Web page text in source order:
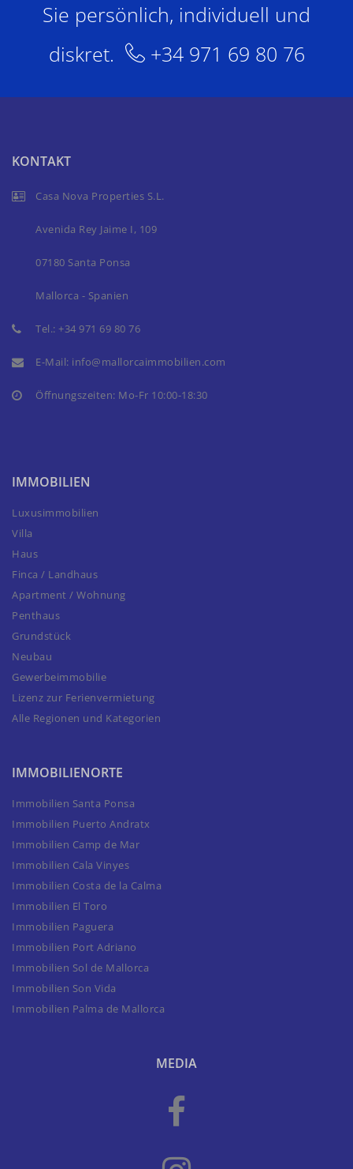
Sie persönlich, individuell und
diskret.
+34 971 69 80 76
KONTAKT
Casa Nova Properties S.L.
Avenida Rey Jaime I, 109
07180 Santa Ponsa
Mallorca - Spanien
Tel.: +34 971 69 80 76
E-Mail: info@mallorcaimmobilien.com
Öffnungszeiten: Mo-Fr 10:00-18:30
IMMOBILIEN
Luxusimmobilien
Villa
Haus
Finca / Landhaus
Apartment / Wohnung
Penthaus
Grundstück
Neubau
Gewerbeimmobilie
Lizenz zur Ferienvermietung
Alle Regionen und Kategorien
IMMOBILIENORTE
Immobilien Santa Ponsa
Immobilien Puerto Andratx
Immobilien Camp de Mar
Immobilien Cala Vinyes
Immobilien Costa de la Calma
Immobilien El Toro
Immobilien Paguera
Immobilien Port Adriano
Immobilien Sol de Mallorca
Immobilien Son Vida
Immobilien Palma de Mallorca
MEDIA